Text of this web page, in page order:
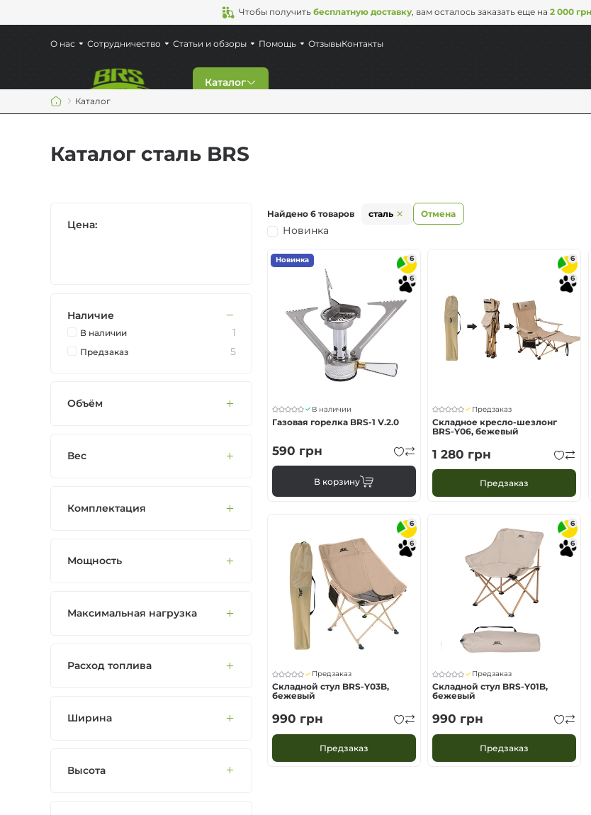
Чтобы получить бесплатную доставку, вам осталось заказать еще на 2 000 грн
Каталог
Газовые горелки
Кемпинговая мебель
Мультитопливные горелки
Жидкотопливные горелки
О нас Сотрудничество Статьи и обзоры Помощь ОтзывыКонтакты
Каталог
Каталог сталь BRS
Найдено 6 товаров сталь Отмена
Новинка
Новинка 6
6
В наличии
Газовая горелка BRS-1 V.2.0
590 грн
В корзину
6
6
Предзаказ
Складное кресло-шезлонг
BRS-Y06, бежевый
1 280 грн
Предзаказ
6
6
Предзаказ
Складной стул BRS-Y03B,
бежевый
990 грн
Предзаказ
6
6
Предзаказ
Складной стул BRS-Y01B,
бежевый
990 грн
Предзаказ
Цена:
Наличие
В наличии 1
Предзаказ 5
Объём
Вес
Комплектация
Мощность
Максимальная нагрузка
Расход топлива
Ширина
Высота